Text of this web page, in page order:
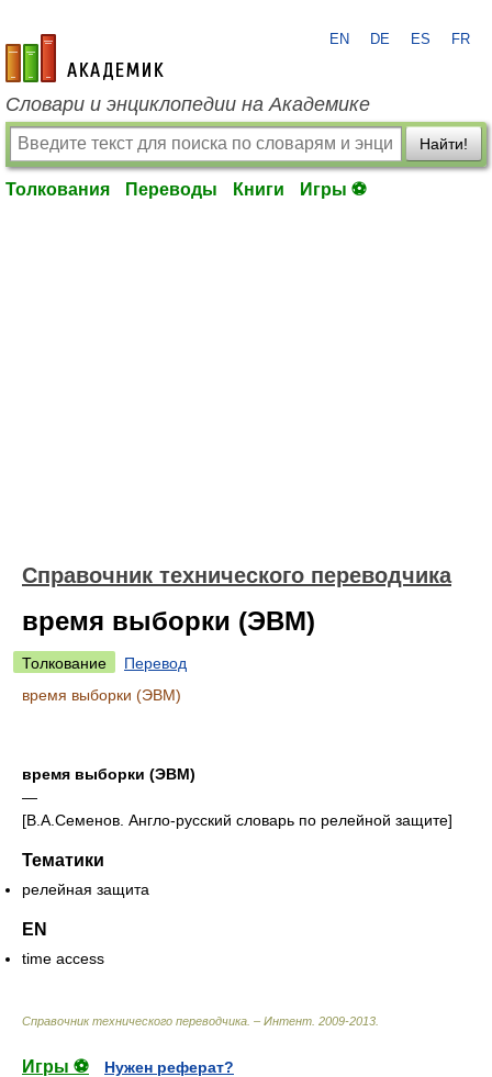
academic.ru
EN DE ES FR
Словари и энциклопедии на Академике
Найти!
Толкования Переводы Книги Игры ⚽
Справочник технического переводчика
время выборки (ЭВМ)
Толкование
Перевод
время выборки (ЭВМ)
время выборки (ЭВМ)
—
[В.А.Семенов. Англо-русский словарь по релейной защите]
Тематики
релейная защита
EN
time access
Справочник технического переводчика. – Интент 2009-2013
Игры ⚽
Нужен реферат?